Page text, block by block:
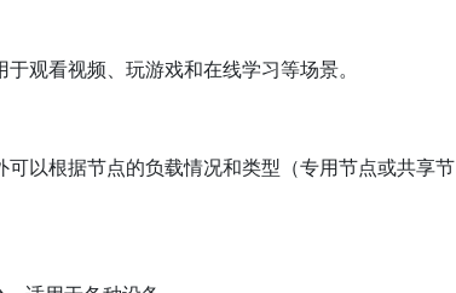
观看视频、玩游戏和在线学习等场景。
以根据节点的负载情况和类型（专用节点或共享节